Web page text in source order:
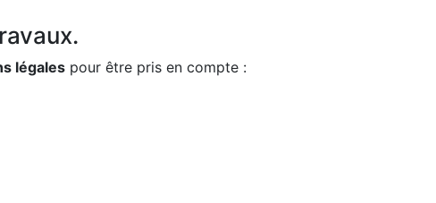
légales pour être pris en compte :